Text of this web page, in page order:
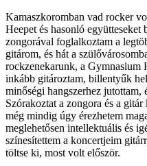
Kamaszkoromban vad rocker
Heepet és hasonló együtteseket
zongorával foglalkoztam a
gitárom, és hát a
rockzenekarunk, a Gymnasium
inkább gitároztam, billentyűk
minőségi hangszerhez
Szórakoztat a zongora és a
még mindig úgy érezhetem
meglehetősen intellektuális és
színesítettem a koncertjeim
töltse ki, most volt először.